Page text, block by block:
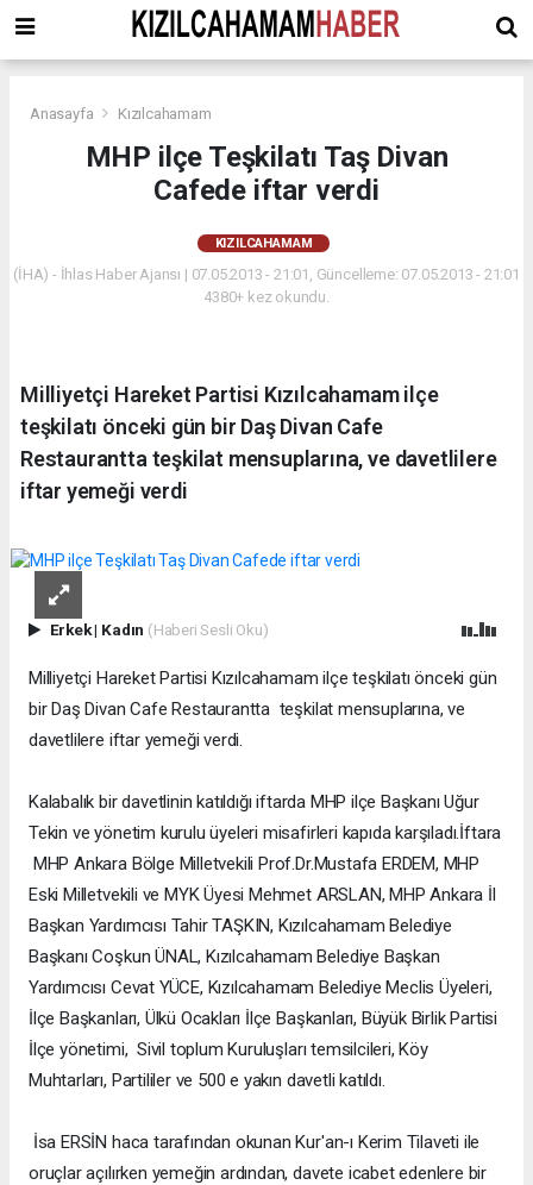
Anasayfa Kızılcahamam
MHP ilçe Teşkilatı Taş Divan
Cafede iftar verdi
KIZILCAHAMAM
(İHA) - İhlas Haber Ajansı | 07.05.2013 - 21:01, Güncelleme: 07.05.2013 - 21:01
4380+ kez okundu.
Milliyetçi Hareket Partisi Kızılcahamam ilçe
teşkilatı önceki gün bir Daş Divan Cafe
Restaurantta teşkilat mensuplarına, ve davetlilere
iftar yemeği verdi
Erkek| Kadın (Haberi Sesli Oku)
Milliyetçi Hareket Partisi Kızılcahamam ilçe teşkilatı önceki gün
bir Daş Divan Cafe Restaurantta teşkilat mensuplarına, ve
davetlilere iftar yemeği verdi.
Kalabalık bir davetlinin katıldığı iftarda MHP ilçe Başkanı Uğur
Tekin ve yönetim kurulu üyeleri misafirleri kapıda karşıladı.İftara
MHP Ankara Bölge Milletvekili Prof.Dr.Mustafa ERDEM, MHP
Eski Milletvekili ve MYK Üyesi Mehmet ARSLAN, MHP Ankara İl
Başkan Yardımcısı Tahir TAŞKIN, Kızılcahamam Belediye
Başkanı Coşkun ÜNAL, Kızılcahamam Belediye Başkan
Yardımcısı Cevat YÜCE, Kızılcahamam Belediye Meclis Üyeleri,
İlçe Başkanları, Ülkü Ocakları İlçe Başkanları, Büyük Birlik Partisi
İlçe yönetimi, Sivil toplum Kuruluşları temsilcileri, Köy
Muhtarları, Partililer ve 500 e yakın davetli katıldı.
İsa ERSİN haca tarafından okunan Kur'an-ı Kerim Tilaveti ile
oruçlar açılırken yemeğin ardından, davete icabet edenlere bir